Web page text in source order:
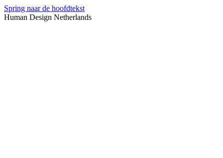
Spring naar de hoofdtekst
Human Design Netherlands